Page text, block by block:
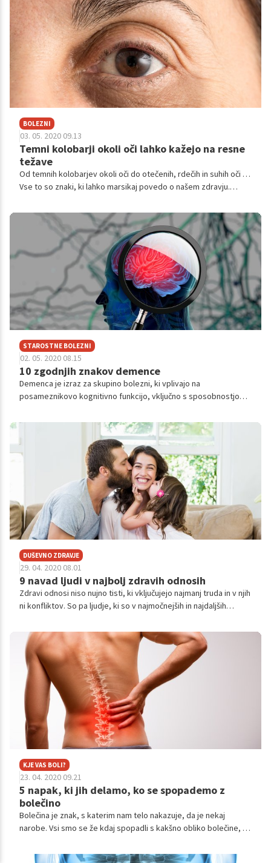
BOLEZNI
03. 05. 2020 09.13
Temni kolobarji okoli oči lahko kažejo na resne
težave
Od temnih kolobarjev okoli oči do otečenih, rdečih in suhih oči …
Vse to so znaki, ki lahko marsikaj povedo o našem zdravju.
težave.
STAROSTNE BOLEZNI
02. 05. 2020 08.15
10 zgodnjih znakov demence
Demenca je izraz za skupino bolezni, ki vplivajo na
posameznikovo kognitivno funkcijo, vključno s sposobnostjo
vrst demence, a najpogostejša vrsta je Alzheimerjeva bolezen.
Demenca se pojavi postopoma in simptomi se počasi
poslabšujejo. Dobro jo je prepoznati čim prej, da bi lahko
upočasnili razvoj te bolezni. Tu je nekaj zgodnjih znakov.
DUŠEVNO ZDRAVJE
29. 04. 2020 08.01
9 navad ljudi v najbolj zdravih odnosih
Zdravi odnosi niso nujno tisti, ki vključujejo najmanj truda in v njih
ni konfliktov. So pa ljudje, ki so v najmočnejših in najdaljših
na zrel način. Prav tako so odločeni, da se bodo skupaj razvijali
tako kot ljudje, kot romantični partnerji.
KJE VAS BOLI?
23. 04. 2020 09.21
5 napak, ki jih delamo, ko se spopademo z
bolečino
Bolečina je znak, s katerim nam telo nakazuje, da je nekaj
narobe. Vsi smo se že kdaj spopadli s kakšno obliko bolečine, a
preneha in ne preneha. Takrat imamo pogosto občutek, da bi